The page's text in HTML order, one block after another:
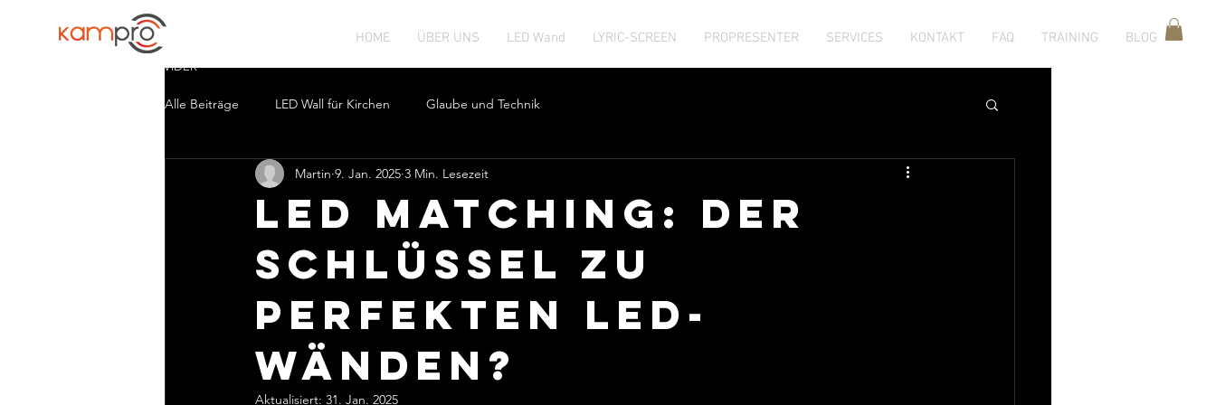
CHURCH SOLUTION PROVIDER
HOME ÜBER UNS LED Wand LYRIC-SCREEN PROPRESENTER SERVICES KONTAKT FAQ TRAINING BLOG
Alle Beiträge LED Wall für Kirchen Glaube und Technik
LED Matching: Der
Schlüssel zu
perfekten LED-
Wänden?
Martin 9. Jan. 2025 3 Min. Lesezeit
Aktualisiert: 31. Jan. 2025